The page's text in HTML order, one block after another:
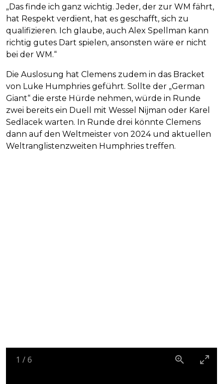
„Das finde ich ganz wichtig. Jeder, der zur WM fährt,
hat Respekt verdient, hat es geschafft, sich zu
qualifizieren. Ich glaube, auch Alex Spellman kann
richtig gutes Dart spielen, ansonsten wäre er nicht
bei der WM.“
Die Auslosung hat Clemens zudem in das Bracket
von Luke Humphries geführt. Sollte der „German
Giant“ die erste Hürde nehmen, würde in Runde
zwei bereits ein Duell mit Wessel Nijman oder Karel
Sedlacek warten. In Runde drei könnte Clemens
dann auf den Weltmeister von 2024 und aktuellen
Weltranglistenzweiten Humphries treffen.
1 / 6